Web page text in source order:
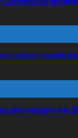
somos
para emigrar em